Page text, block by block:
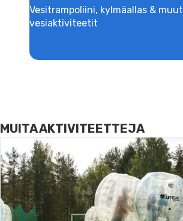
Vesitrampoliini, kylmäallas & muut
vesiaktiviteetit
MUITA AKTIVITEETTEJA